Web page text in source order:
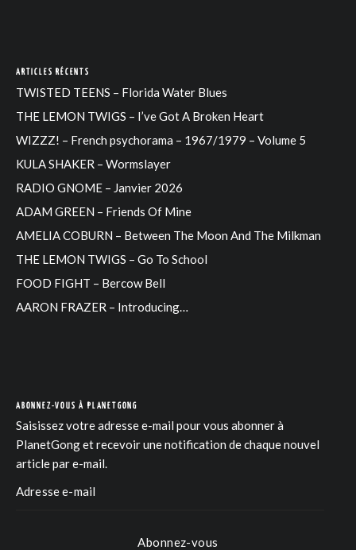
ARTICLES RÉCENTS
TWISTED TEENS – Florida Water Blues
THE LEMON TWIGS – I’ve Got A Broken Heart
WIZZZ! – French psychorama – 1967/1979 – Volume 5
KULA SHAKER – Wormslayer
RADIO GNOME – Janvier 2026
ADAM GREEN – Friends Of Mine
AMELIA COBURN – Between The Moon And The Milkman
THE LEMON TWIGS – Go To School
FOOD FIGHT – Bercow Bell
AARON FRAZER – Introducing…
ABONNEZ-VOUS À PLANETGONG
Saisissez votre adresse e-mail pour vous abonner à
PlanetGong et recevoir une notification de chaque nouvel
article par e-mail.
Abonnez-vous